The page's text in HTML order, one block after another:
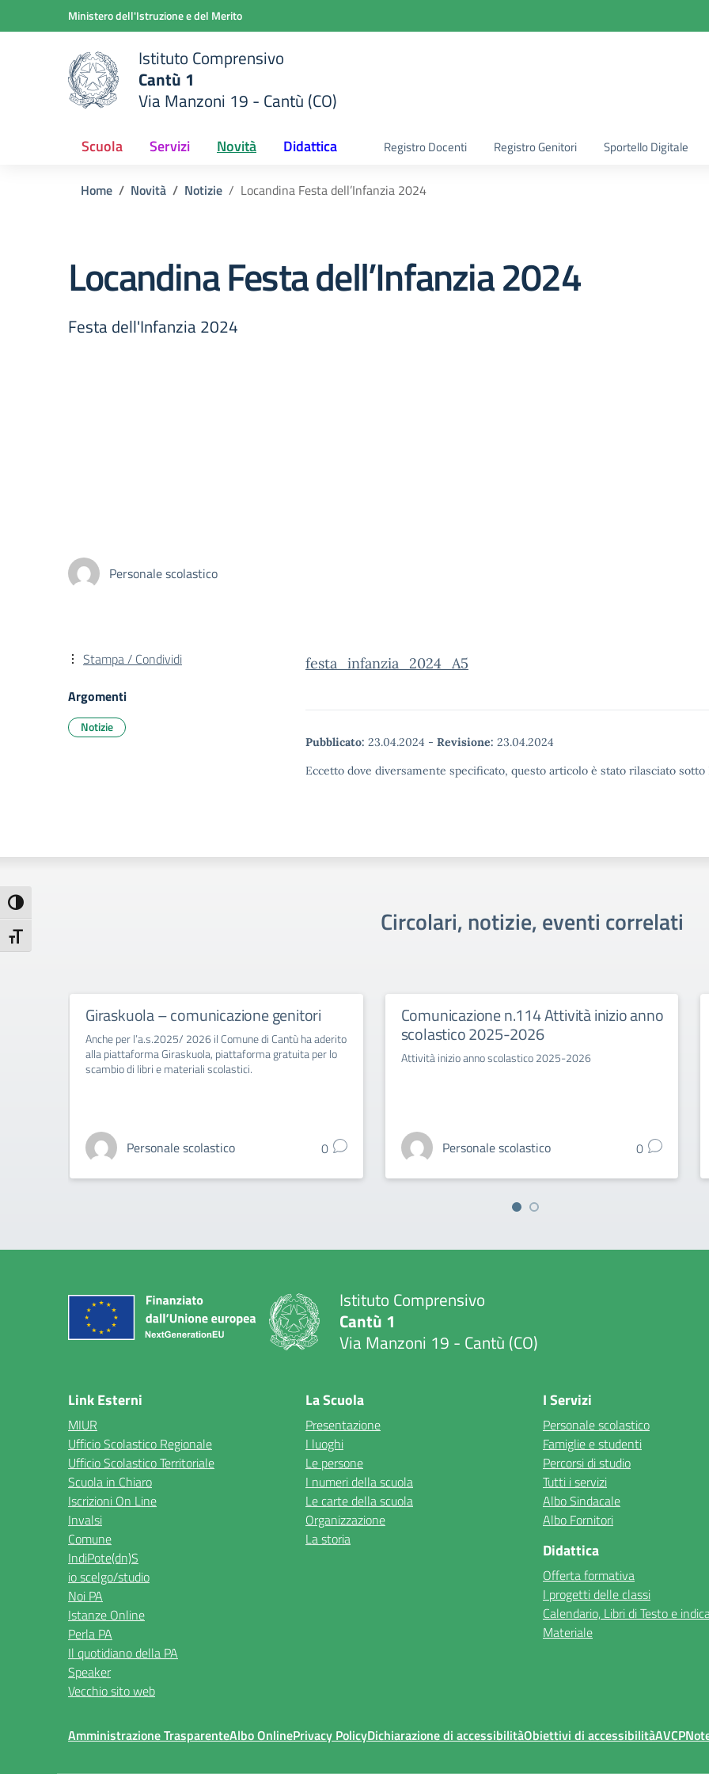
Attiva/disattiva alto contrasto
Attiva/disattiva dimensione testo
Vai ai contenuti
Vai al menu di navigazioneMinistero dell'Istruzione e del Merito
scuola
Istituto Comprensivo
Cantù 1
Via Manzoni 19 - Cantù (CO)
Scuola Servizi Novità Didattica Registro Docenti Registro Genitori Sportello Digitale
Home Novità Notizie Locandina Festa dell’Infanzia 2024
Locandina Festa dell’Infanzia 2024
Festa dell'Infanzia 2024
Personale scolastico
festa_infanzia_2024_A5
Pubblicato: 23.04.2024 - Revisione: 23.04.2024
Eccetto dove diversamente specificato, questo articolo è stato rilasciato
Stampa / Condividi
Argomenti
Notizie
Circolari, notizie, eventi correlati
Giraskuola – comunicazione genitori
Anche per l’a.s.2025/ 2026 il Comune di Cantù ha aderito
alla piattaforma Giraskuola, piattaforma gratuita per lo
scambio di libri e materiali scolastici.
Personale scolastico 0
Comunicazione n.114 Attività inizio anno
scolastico 2025-2026
Attività inizio anno scolastico 2025-2026
Personale scolastico 0
Istituto Comprensivo
Cantù 1
Via Manzoni 19 - Cantù (CO)
Link Esterni
MIUR
Ufficio Scolastico Regionale
Ufficio Scolastico Territoriale
Scuola in Chiaro
Iscrizioni On Line
Invalsi
Comune
IndiPote(dn)S
io scelgo/studio
Noi PA
Istanze Online
Perla PA
Il quotidiano della PA
Speaker
Vecchio sito web
La Scuola
Presentazione
I luoghi
Le persone
I numeri della scuola
Le carte della scuola
Organizzazione
La storia
I Servizi
Personale scolastico
Famiglie e studenti
Percorsi di studio
Tutti i servizi
Albo Sindacale
Albo Fornitori
Didattica
Offerta formativa
I progetti delle classi
Calendario, Libri di Testo e
Materiale
Amministrazione TrasparenteAlbo OnlinePrivacy PolicyDichiarazione di accessibilitàObiettivi di accessibilitàAVCP